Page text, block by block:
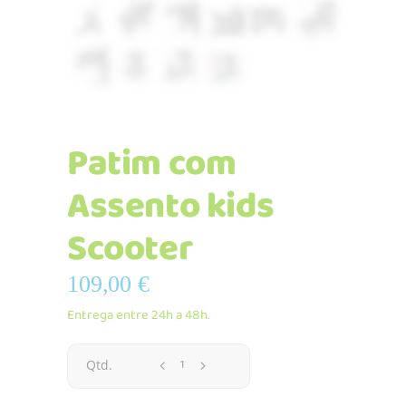
Patim com
Assento kids
Scooter
109,00 €
Entrega entre 24h a 48h.
Patim
Qtd.